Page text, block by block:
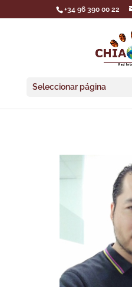
+34 96 390 00 22
Seleccionar página